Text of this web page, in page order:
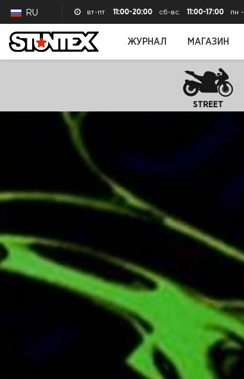
RU вт-пт 11:00-20:00 сб-вс 11:00-17:00 пн
ЖУРНАЛ МАГАЗИН
STREET